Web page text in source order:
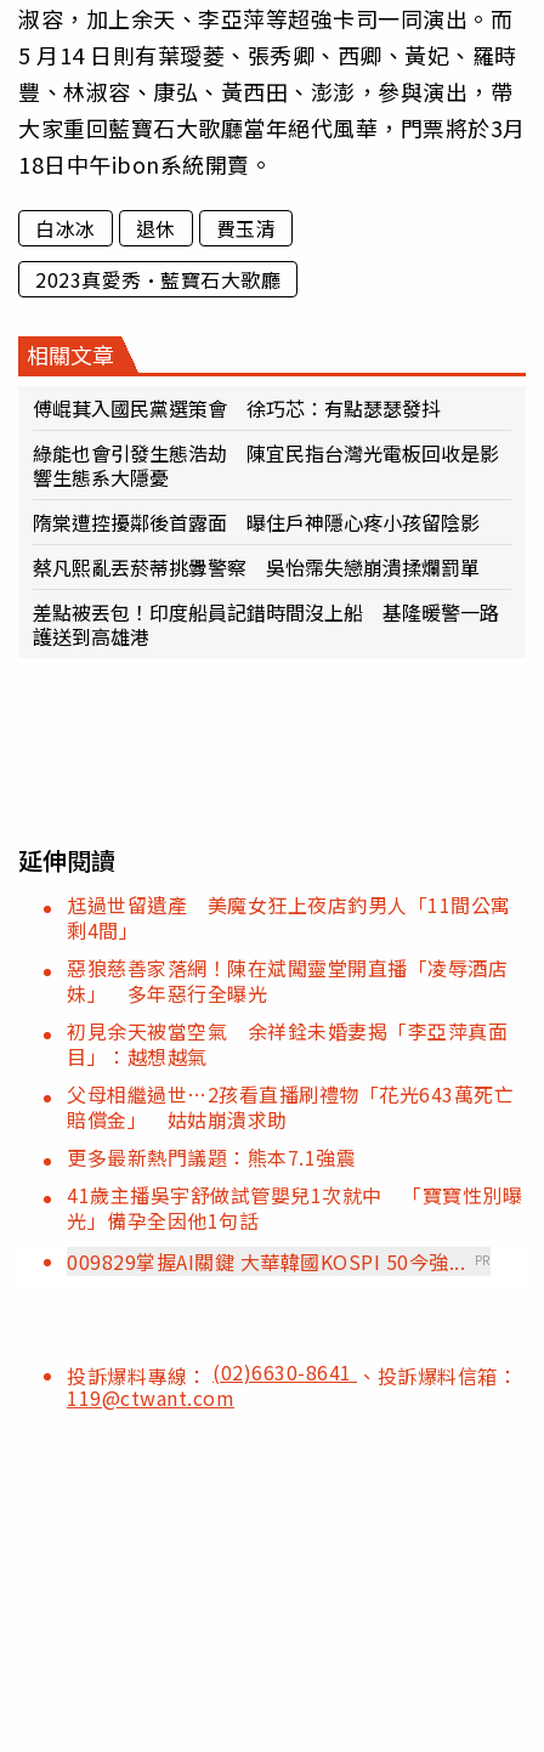
淑容，加上余天、李亞萍等超強卡司一同演出。而
5 月14 日則有葉璦菱、張秀卿、西卿、黃妃、羅時
豐、林淑容、康弘、黃西田、澎澎，參與演出，帶
大家重回藍寶石大歌廳當年絕代風華，門票將於3月
18日中午ibon系統開賣。
白冰冰 退休
費玉清
2023真愛秀·藍寶石大歌廳
相關文章
傅崐萁入國民黨選策會 徐巧芯：有點瑟瑟發抖
綠能也會引發生態浩劫 陳宜民指台灣光電板回收是影
響生態系大隱憂
隋棠遭控擾鄰後首露面 曝住戶神隱心疼小孩留陰影
蔡凡熙亂丟菸蒂挑釁警察 吳怡霈失戀崩潰揉爛罰單
差點被丟包！印度船員記錯時間沒上船 基隆暖警一路
護送到高雄港
延伸閱讀
尪過世留遺產 美魔女狂上夜店釣男人「11間公寓
剩4間」
惡狼慈善家落網！陳在斌闖靈堂開直播「凌辱酒店
妹」 多年惡行全曝光
初見余天被當空氣 余祥銓未婚妻揭「李亞萍真面
目」：越想越氣
父母相繼過世…2孩看直播刷禮物「花光643萬死亡
賠償金」 姑姑崩潰求助
更多最新熱門議題：熊本7.1強震
41歲主播吳宇舒做試管嬰兒1次就中 「寶寶性別曝
光」備孕全因他1句話
009829掌握AI關鍵 大華韓國KOSPI 50今強...
PR
投訴爆料專線： (02)6630-8641 、投訴爆料信箱：
119@ctwant.com